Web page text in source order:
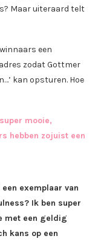
Maar uiteraard telt
een
zodat Gottmer
kan opsturen. Hoe
mooie,
hebben zojuist een
exemplaar van
Ik ben super
met een geldig
kans op een